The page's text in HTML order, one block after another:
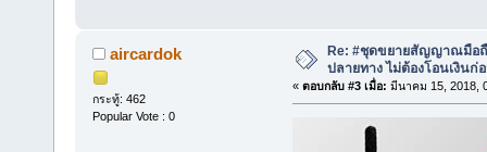
aircardok
กระทู้: 462
Popular Vote : 0
Re: #ชุดขยายสัญญาณมือถื
ปลายทาง ไม่ต้องโอนเงินก่
« ตอบกลับ #3 เมื่อ: มีนาคม 15, 2018,